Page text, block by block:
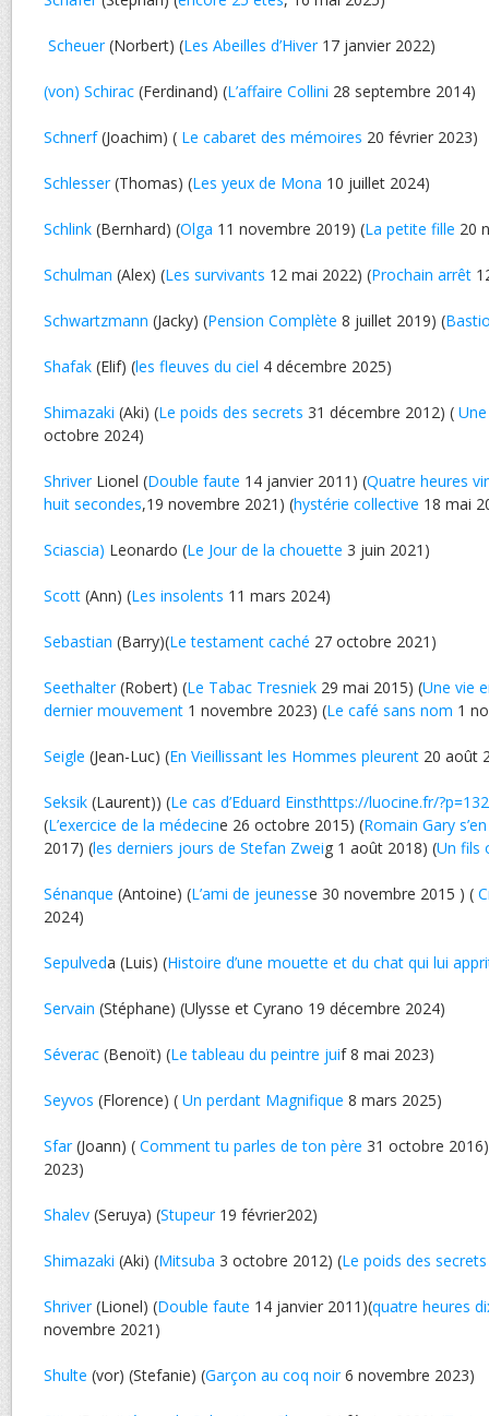
Scheuer(Norbert) (Les Abeilles d’Hiver17 janvier 2022)
(von) Schirac (Ferdinand) (L’affaire Collini 28 septembre 2014)
Schnerf(Joachim) ( Le cabaret des mémoires 20 février 2023)
Schlesser(Thomas) (Les yeux de Mona 10 juillet 2024)
Schlink (Bernhard) (Olga 11 novembre 2019) (La petite fille 20
Schulman (Alex) (Les survivants 12 mai 2022) (Prochain arrêt
Schwartzmann (Jacky) (Pension Complète 8 juillet 2019) (
Shafak (Elif) (les fleuves du ciel 4 décembre 2025)
Shimazaki (Aki) (Le poids des secrets 31 décembre 2012) (
octobre 2024)
ShriverLionel (Double faute 14 janvier 2011) (Quatre heures
huit secondes,19 novembre 2021) (hystérie collective 18 mai
Sciascia) Leonardo (Le Jour de la chouette 3 juin 2021)
Scott (Ann) (Les insolents 11 mars 2024)
Sebastian (Barry)(Le testament caché 27 octobre 2021)
Seethalter(Robert) (Le Tabac Tresniek 29 mai 2015) (Une vie
dernier mouvement 1 novembre 2023) (Le café sans nom 1
Seigle (Jean-Luc) (En Vieillissant les Hommes pleurent 20 août
Seksik (Laurent)) (Le cas d’Eduard Einsthttps://luocine.fr/
(L’exercice de la médecine 26 octobre 2015) (Romain Gary
2017) (les derniers jours de Stefan Zweig 1 août 2018) (Un fils
Sénanque (Antoine) (L’ami de jeunesse 30 novembre 2015 ) (
2024)
Sepulveda (Luis) (Histoire d’une mouette et du chat qui lui
Servain (Stéphane) (Ulysse et Cyrano 19 décembre 2024)
Séverac (Benoït) (Le tableau du peintre juif 8 mai 2023)
Seyvos (Florence) ( Un perdant Magnifique 8 mars 2025)
Sfar(Joann) ( Comment tu parles de ton père 31 octobre
2023)
Shalev (Seruya) (Stupeur19 février202)
Shimazaki (Aki) (Mitsuba 3 octobre 2012) (Le poids des secrets
Shriver(Lionel) (Double faute 14 janvier 2011)(quatre heures
novembre 2021)
Shulte (vor) (Stefanie) (Garçon au coq noir6 novembre 2023)